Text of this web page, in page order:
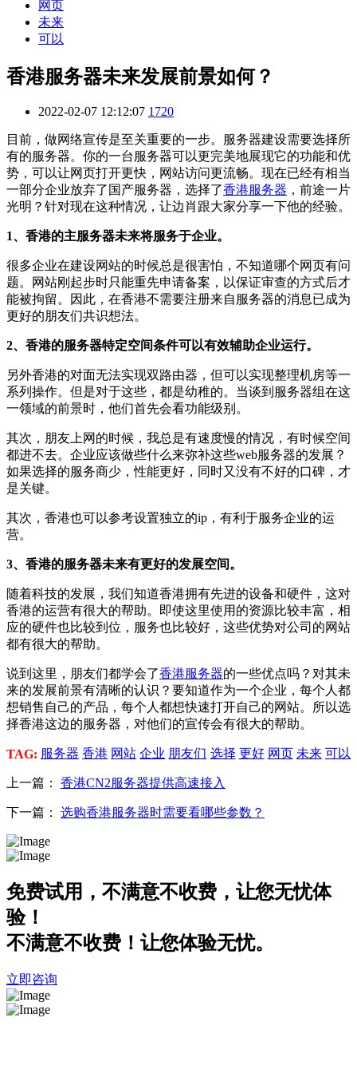
网页
未来
可以
香港服务器未来发展前景如何？
2022-02-07 12:12:07 1720
目前，做网络宣传是至关重要的一步。服务器建设需要选择所
有的服务器。你的一台服务器可以更完美地展现它的功能和优
势，可以让网页打开更快，网站访问更流畅。现在已经有相当
一部分企业放弃了国产服务器，选择了香港服务器 ，前途一片
光明？针对现在这种情况，让边肖跟大家分享一下他的经验。
1、香港的主服务器未来将服务于企业。
很多企业在建设网站的时候总是很害怕，不知道哪个网页有问
题。网站刚起步时只能重先申请备案，以保证审查的方式后才
能被拘留。因此，在香港不需要注册来自服务器的消息已成为
更好的朋友们共识想法。
2、香港的服务器特定空间条件可以有效辅助企业运行。
另外香港的对面无法实现双路由器，但可以实现整理机房等一
系列操作。但是对于这些，都是幼稚的。当谈到服务器组在这
一领域的前景时，他们首先会看功能级别。
其次，朋友上网的时候，我总是有速度慢的情况，有时候空间
都进不去。企业应该做些什么来弥补这些web服务器的发展？
如果选择的服务商少，性能更好，同时又没有不好的口碑，才
是关键。
其次，香港也可以参考设置独立的ip，有利于服务企业的运
营。
3、香港的服务器未来有更好的发展空间。
随着科技的发展，我们知道香港拥有先进的设备和硬件，这对
香港的运营有很大的帮助。即使这里使用的资源比较丰富，相
应的硬件也比较到位，服务也比较好，这些优势对公司的网站
都有很大的帮助。
说到这里，朋友们都学会了香港服务器的一些优点吗？对其未
来的发展前景有清晰的认识？要知道作为一个企业，每个人都
想销售自己的产品，每个人都想快速打开自己的网站。所以选
择香港这边的服务器，对他们的宣传会有很大的帮助。
TAG: 服务器 香港 网站 企业 朋友们 选择 更好 网页 未来 可以
上一篇： 香港CN2服务器提供高速接入
下一篇： 选购香港服务器时需要看哪些参数？
免费试用，不满意不收费，让您无忧体
验！
不满意不收费！让您体验无忧。
立即咨询